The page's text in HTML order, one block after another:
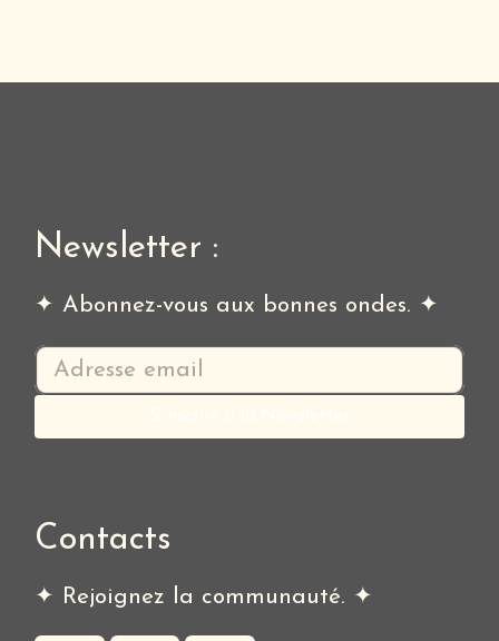
Newsletter :
✦ Abonnez-vous aux bonnes ondes. ✦
Contacts
✦ Rejoignez la communauté. ✦